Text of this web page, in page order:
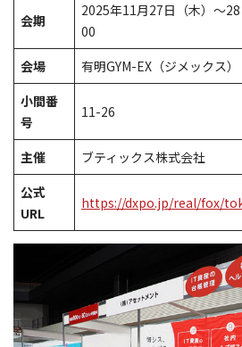
会期
2025年11月27日（木）～
00
会場
有明GYM-EX（ジメックス）
小間番
号
11-26
主催
ブティックス株式会社
公式
URL
https://dxpo.jp/real/fox/